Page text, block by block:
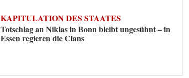
KAPITULATION DES STAATES
Totschlag an Niklas in Bonn bleibt ungesühnt – in
Essen regieren die Clans